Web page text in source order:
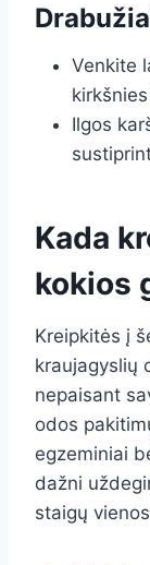
Venkite
Ilgos
Kada
kokios
Kreipkitės į
kraujagyslių
nepaisant
odos
egzeminiai
dažni
staigų